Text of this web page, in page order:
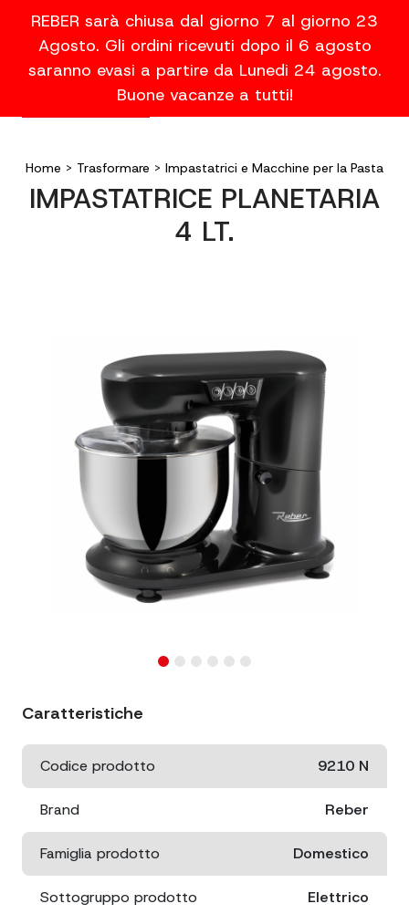
REBER sarà chiusa dal giorno 7 al giorno 23
Agosto. Gli ordini ricevuti dopo il 6 agosto
saranno evasi a partire da Lunedi 24 agosto.
Buone vacanze a tutti!
Home > Trasformare > Impastatrici e Macchine per la Pasta
IMPASTATRICE PLANETARIA
4 LT.
Caratteristiche
Codice prodotto 9210 N
Brand Reber
Famiglia prodotto Domestico
Sottogruppo prodotto Elettrico